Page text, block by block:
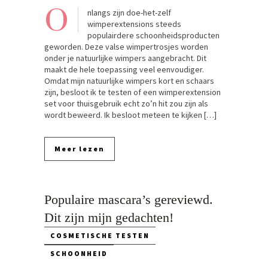
O
nlangs zijn doe-het-zelf
wimperextensions steeds
populairdere schoonheidsproducten
geworden. Deze valse wimpertrosjes worden
onder je natuurlijke wimpers aangebracht. Dit
maakt de hele toepassing veel eenvoudiger.
Omdat mijn natuurlijke wimpers kort en schaars
zijn, besloot ik te testen of een wimperextension
set voor thuisgebruik echt zo’n hit zou zijn als
wordt beweerd. Ik besloot meteen te kijken […]
Meer lezen
Populaire mascara’s gereviewd.
Dit zijn mijn gedachten!
COSMETISCHE TESTEN
SCHOONHEID